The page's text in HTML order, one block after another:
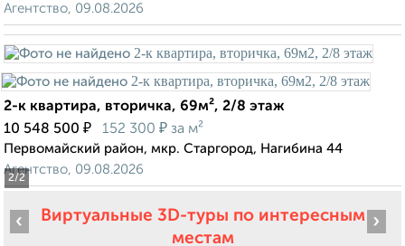
Агентство, 09.08.2026
2/2
2-к квартира, вторичка, 69м², 2/8 этаж
10 548 500 ₽ 152 300 ₽ за м²
Первомайский район, мкр. Старгород, Нагибина 44
Агентство, 09.08.2026
Виртуальные 3D-туры по интересным
местам
‹ ›